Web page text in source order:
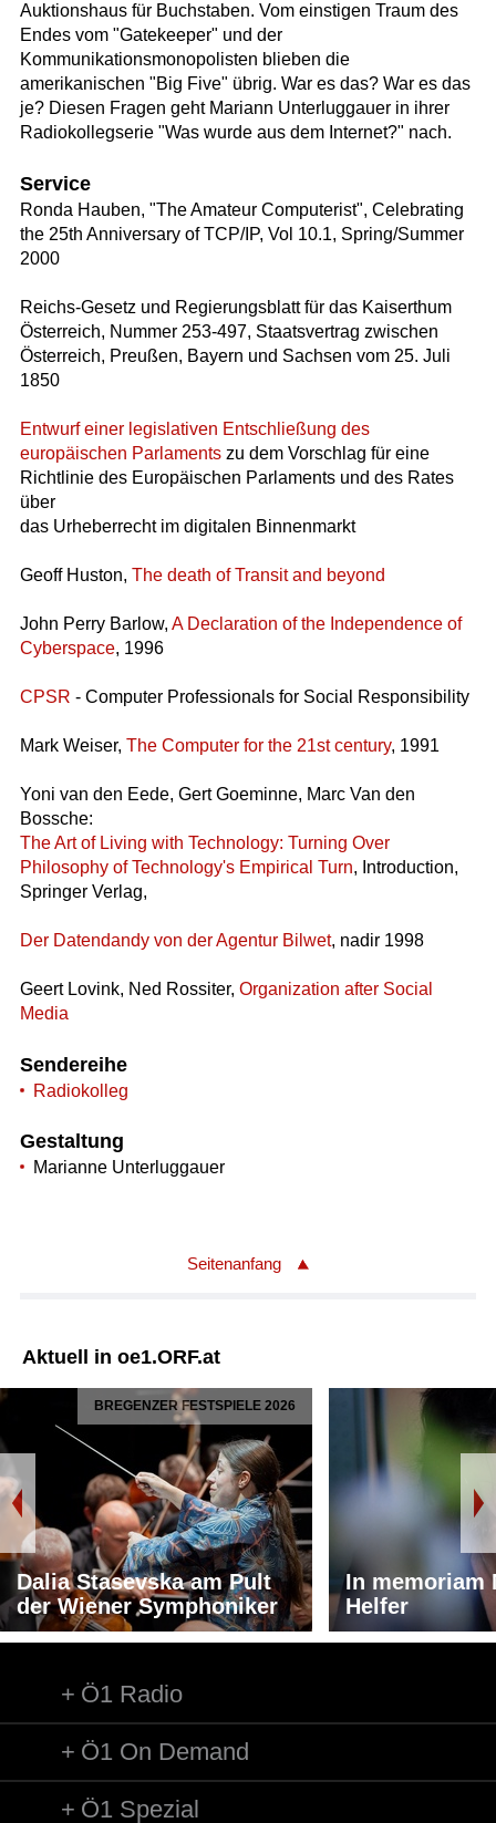
Auktionshaus für Buchstaben. Vom einstigen Traum des
Endes vom "Gatekeeper" und der
Kommunikationsmonopolisten blieben die
amerikanischen "Big Five" übrig. War es das? War es das
je? Diesen Fragen geht Mariann Unterluggauer in ihrer
Radiokollegserie "Was wurde aus dem Internet?" nach.
Service
Ronda Hauben, "The Amateur Computerist", Celebrating
the 25th Anniversary of TCP/IP, Vol 10.1, Spring/Summer
2000
Reichs-Gesetz und Regierungsblatt für das Kaiserthum
Österreich, Nummer 253-497, Staatsvertrag zwischen
Österreich, Preußen, Bayern und Sachsen vom 25. Juli
1850
Entwurf einer legislativen Entschließung des
europäischen Parlamentszu dem Vorschlag für eine
Richtlinie des Europäischen Parlaments und des Rates
über
das Urheberrecht im digitalen Binnenmarkt
Geoff Huston, The death of Transit and beyond
John Perry Barlow, A Declaration of the Independence of
Cyberspace, 1996
CPSR - Computer Professionals for Social Responsibility
Mark Weiser, The Computer for the 21st century, 1991
Yoni van den Eede, Gert Goeminne, Marc Van den
Bossche:
The Art of Living with Technology: Turning Over
Philosophy of Technology's Empirical Turn, Introduction,
Springer Verlag,
Der Datendandy von der Agentur Bilwet, nadir 1998
Geert Lovink, Ned Rossiter, Organization after Social
Media
Sendereihe
Radiokolleg
Gestaltung
Marianne Unterluggauer
Seitenanfang
Aktuell in oe1.ORF.at
BREGENZER FESTSPIELE 2026
Dalia Stasevska am Pult
der Wiener Symphoniker
In memoriam
Helfer
Ö1 Radio
Ö1 On Demand
Ö1 Spezial